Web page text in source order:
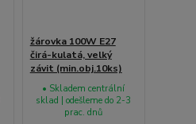
žárovka 100W E27
čirá-kulatá, velký
závit (min.obj.10ks)
• Skladem centrální
sklad | odešleme do 2-3
prac. dnů